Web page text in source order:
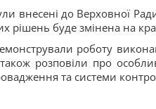
внесені до Верховної
рішень буде змінена на
роботу
розповіли про
та системи